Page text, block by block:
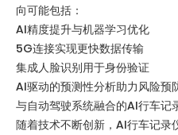
向可能包括：
AI精度提升与机器学习优化
5G连接实现更快数据传输
集成人脸识别用于身份验证
AI驱动的预测性分析助力风险预
与自动驾驶系统融合的AI行车记
随着技术不断创新，AI行车记录